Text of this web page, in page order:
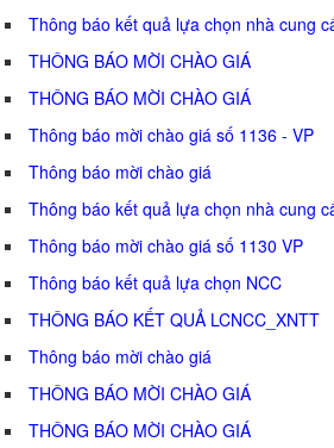
Thông báo kết quả lựa chọn nhà cung
THÔNG BÁO MỜI CHÀO GIÁ
THÔNG BÁO MỜI CHÀO GIÁ
Thông báo mời chào giá số 1136 - VP
Thông báo mời chào giá
Thông báo kết quả lựa chọn nhà cung
Thông báo mời chào giá số 1130 VP
Thông báo kết quả lựa chọn NCC
THÔNG BÁO KẾT QUẢ LCNCC_XNTT
Thông báo mời chào giá
THÔNG BÁO MỜI CHÀO GIÁ
THÔNG BÁO MỜI CHÀO GIÁ